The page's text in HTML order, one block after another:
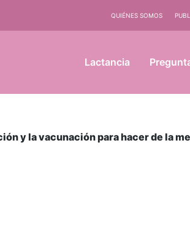
QUIÉNES SOMOS
Lactancia
y la vacunación para hacer de la